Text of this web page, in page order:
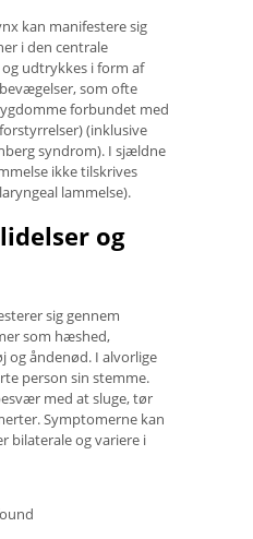
kan manifestere sig
i den centrale
udtrykkes i form af
som ofte
forbundet med
(inklusive
syndrom). I sjældne
ikke tilskrives
lammelse).
og
sig gennem
som hæshed,
åndenød. I alvorlige
person sin stemme.
med at sluge, tør
Symptomerne kan
bilaterale og variere i